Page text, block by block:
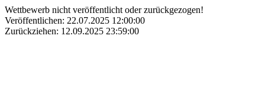
Wettbewerb nicht veröffentlicht oder zurückgezogen!
Veröffentlichen: 22.07.2025 12:00:00
Zurückziehen: 12.09.2025 23:59:00